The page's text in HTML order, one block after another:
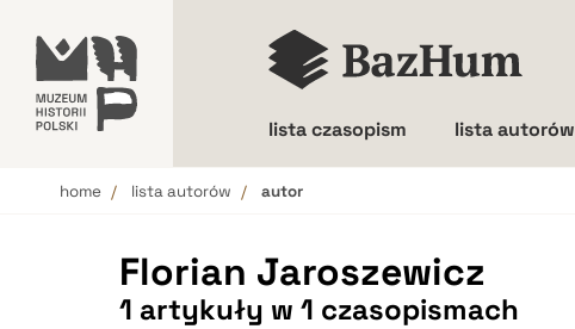
lista czasopism lista autorów
home lista autorów autor
Florian Jaroszewicz
1 artykuły w 1 czasopismach